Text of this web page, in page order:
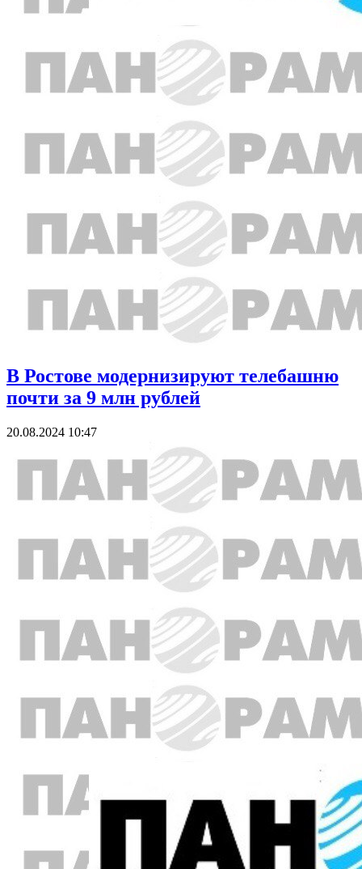
В Ростове модернизируют телебашню
почти за 9 млн рублей
20.08.2024 10:47